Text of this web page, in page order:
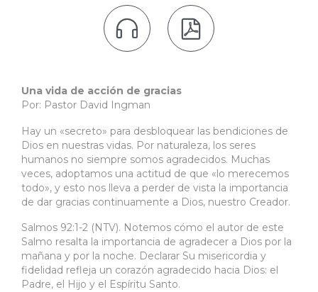
 
Una vida de acción de gracias
Por: Pastor David Ingman
Hay un «secreto» para desbloquear las bendiciones de
Dios en nuestras vidas. Por naturaleza, los seres
humanos no siempre somos agradecidos. Muchas
veces, adoptamos una actitud de que «lo merecemos
todo», y esto nos lleva a perder de vista la importancia
de dar gracias continuamente a Dios, nuestro Creador.
Salmos 92:1-2 (NTV). Notemos cómo el autor de este
Salmo resalta la importancia de agradecer a Dios por la
mañana y por la noche. Declarar Su misericordia y
fidelidad refleja un corazón agradecido hacia Dios: el
Padre, el Hijo y el Espíritu Santo.